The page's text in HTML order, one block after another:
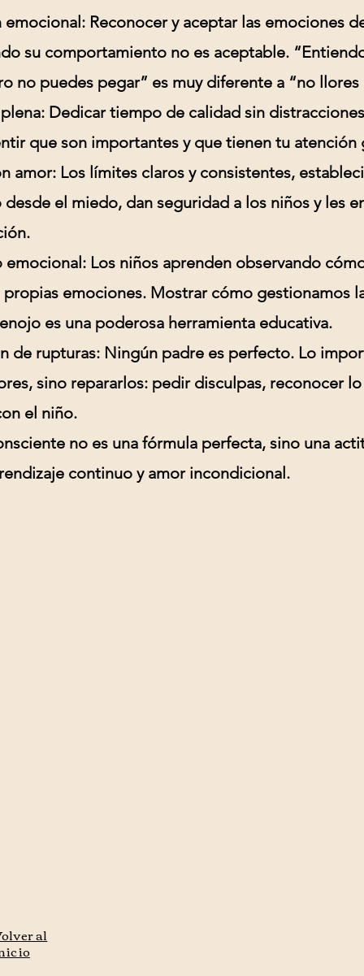
emocional: Reconocer y aceptar las emociones
su comportamiento no es aceptable.
no puedes pegar” es muy diferente a “no llores
Dedicar tiempo de calidad sin
que son importantes y que tienen tu atención
amor: Los límites claros y consistentes,
el miedo, dan seguridad a los niños y les
emocional: Los niños aprenden observando
propias emociones. Mostrar cómo gestionamos
es una poderosa herramienta educativa.
de rupturas: Ningún padre es perfecto. Lo
sino repararlos: pedir disculpas, reconocer
el niño.
no es una fórmula perfecta, sino una
continuo y amor incondicional.
al